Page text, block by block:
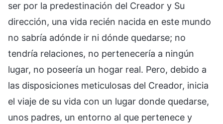
ser por la predestinación del Creador y Su
dirección, una vida recién nacida en este mundo
no sabría adónde ir ni dónde quedarse; no
tendría relaciones, no pertenecería a ningún
lugar, no poseería un hogar real. Pero, debido a
las disposiciones meticulosas del Creador, inicia
el viaje de su vida con un lugar donde quedarse,
unos padres, un entorno al que pertenece y